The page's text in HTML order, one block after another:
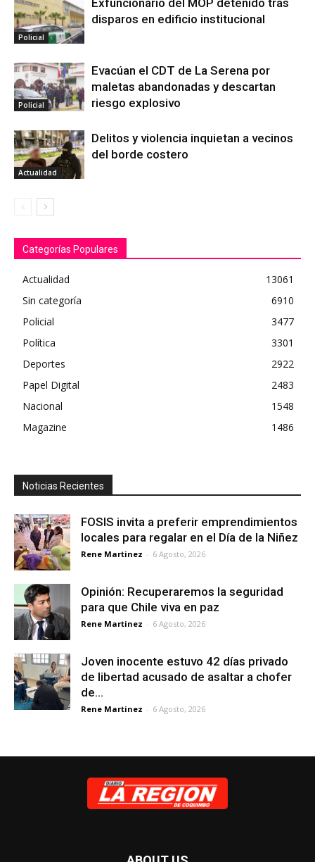
Policial
Exfuncionario del MOP detenido tras
disparos en edificio institucional
Policial
Evacúan el CDT de La Serena por
maletas abandonadas y descartan
riesgo explosivo
Actualidad
Delitos y violencia inquietan a vecinos
del borde costero
Categorías Populares
Actualidad
13061
Sin categoría
6910
Policial
3477
Política
3301
Deportes
2922
Papel Digital
2483
Nacional
1548
Magazine
1486
Noticias Recientes
FOSIS invita a preferir emprendimientos
locales para regalar en el Día de la Niñez
Rene Martinez - 6 Agosto, 2026
Opinión: Recuperaremos la seguridad
para que Chile viva en paz
Rene Martinez - 6 Agosto, 2026
Joven inocente estuvo 42 días privado
de libertad acusado de asaltar a chofer
de...
Rene Martinez - 6 Agosto, 2026